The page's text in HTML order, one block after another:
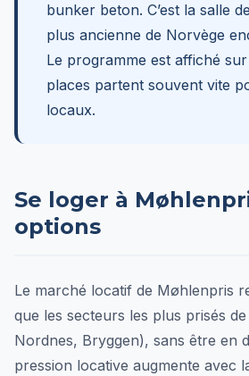
bunker beton. C’est la salle
plus ancienne de Norvège
Le programme est affiché
places partent souvent vite
locaux.
Se loger à
options
Le marché locatif de Møhlenpris
que les secteurs les plus prisés
Nordnes, Bryggen), sans être en
pression locative augmente avec